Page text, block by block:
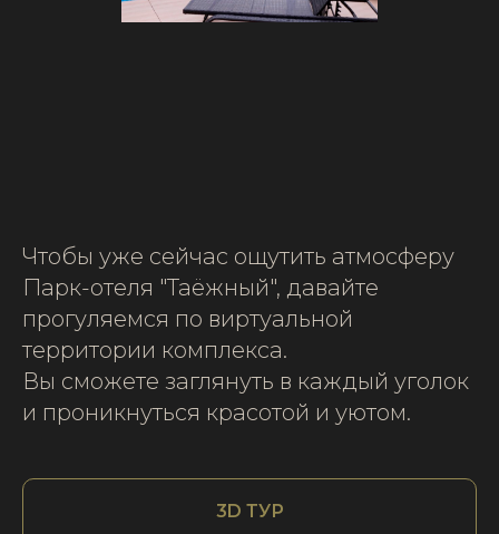
Чтобы уже сейчас ощутить атмосферу
Парк-отеля "Таёжный", давайте
прогуляемся по виртуальной
территории комплекса.
Вы сможете заглянуть в каждый уголок
и проникнуться красотой и уютом.
3D ТУР